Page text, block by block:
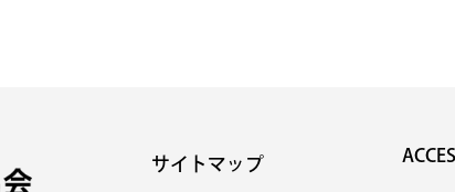
サイトマップ